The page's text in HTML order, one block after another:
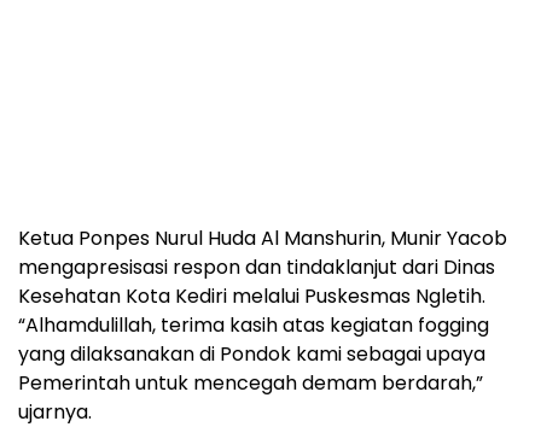
Ketua Ponpes Nurul Huda Al Manshurin, Munir Yacob
mengapresisasi respon dan tindaklanjut dari Dinas
Kesehatan Kota Kediri melalui Puskesmas Ngletih.
“Alhamdulillah, terima kasih atas kegiatan fogging
yang dilaksanakan di Pondok kami sebagai upaya
Pemerintah untuk mencegah demam berdarah,”
ujarnya.